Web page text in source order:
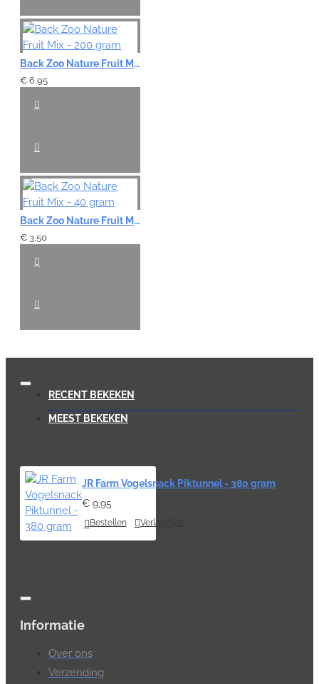
Back Zoo Nature Fruit Mix - 200 gram
€ 6,95
Back Zoo Nature Fruit Mix - 40 gram
€ 3,50
RECENT BEKEKEN
MEEST BEKEKEN
JR Farm Vogelsnack Piktunnel - 380 gram
€ 9,95
Bestellen Verlanglijst
Informatie
Over ons
Verzending